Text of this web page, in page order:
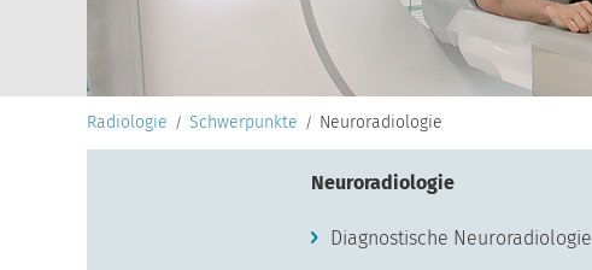
Radiologie Schwerpunkte Neuroradiologie
Neuroradiologie
Diagnostische Neuroradiologie